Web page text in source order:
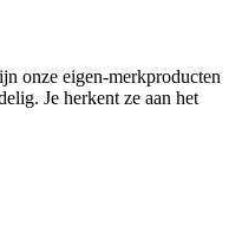
onze eigen-merkproducten
Je herkent ze aan het